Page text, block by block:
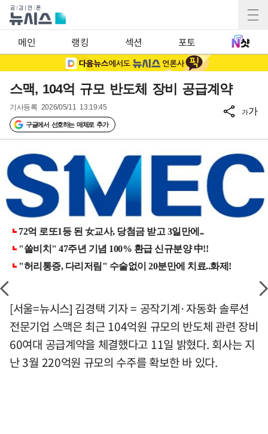
메인 랭킹 섹션 포토
스맥, 104억 규모 반도체 장비 공급계약
기사등록 2026/05/11 13:19:45
구글에서 선호하는 매체로 추가
가가
[서울=뉴시스] 김경택 기자 = 공작기계·자동화 솔루션
전문기업 스맥은 최근 104억원 규모의 반도체 관련 장비
60여대 공급계약을 체결했다고 11일 밝혔다. 회사는 지
난 3월 220억원 규모의 수주를 확보한 바 있다.